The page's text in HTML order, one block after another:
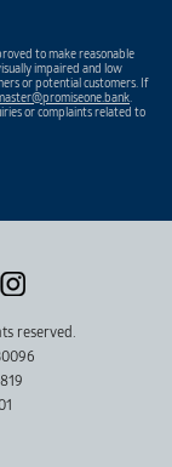
to make reasonable
impaired and low
or potential customers. If
.
or complaints related to
reserved.